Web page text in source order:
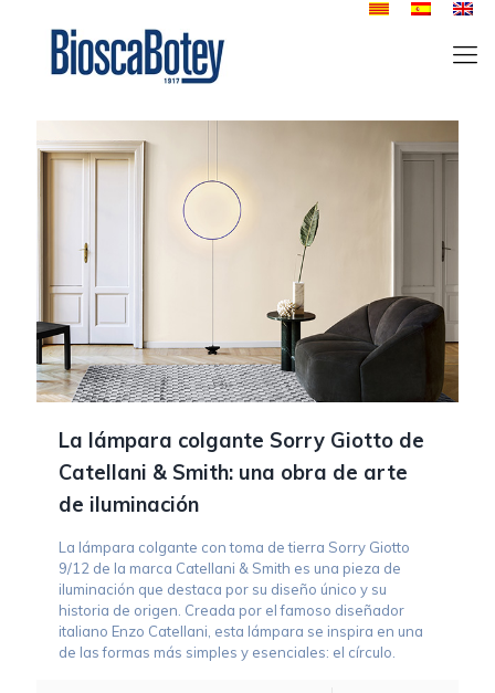
La lámpara colgante Sorry Giotto de
Catellani & Smith: una obra de arte
de iluminación
La lámpara colgante con toma de tierra Sorry Giotto
9/12 de la marca Catellani & Smith es una pieza de
iluminación que destaca por su diseño único y su
historia de origen. Creada por el famoso diseñador
italiano Enzo Catellani, esta lámpara se inspira en una
de las formas más simples y esenciales: el círculo.